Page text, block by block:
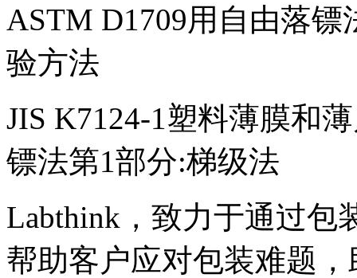
ASTM D1709用自由落
验方法
JIS K7124-1塑料薄膜和
镖法第1部分:梯级法
Labthink，致力于通过包
帮助客户应对包装难题